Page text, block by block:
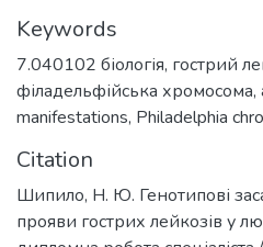
Keywords
7.040102 біологія, гострий
філадельфійська хромосома,
manifestations, Philadelphia
Citation
Шипило, Н. Ю. Генотипові
прояви гострих лейкозів у